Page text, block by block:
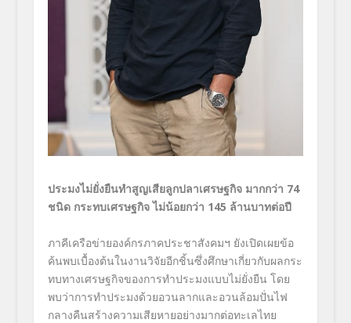
ประมงไม่ยั่งยืนทำสูญเสียลูกปลาเศรษฐกิจ มากกว่า 74
ชนิด กระทบเศรษฐกิจ ไม่น้อยกว่า 145 ล้านบาทต่อปี
ภาคีเครือข่ายองค์กรภาคประชาสังคมฯ ยังเปิดเผยข้อ
ค้นพบเบื้องต้นในงานวิจัยอีกชิ้นซึ่งศึกษาเกี่ยวกับผลกระ
ทบทางเศรษฐกิจของการทำประมงแบบไม่ยั่งยืน โดย
พบว่าการทำประมงด้วยอวนลากและอวนล้อมปั่นไฟ
กลางคืนสร้างความเสียหายอย่างมากต่อทะเลไทย